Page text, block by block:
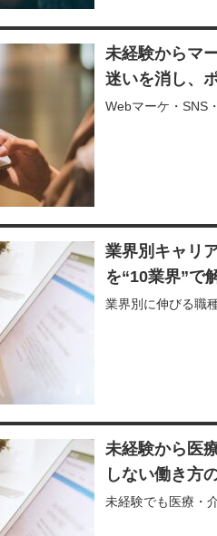
未経験からマ
迷いを消し、
Webマーケ・SNS
業界別キャリ
を“10業界”で
業界別に伸びる職
未経験から医
しない働き方
未経験でも医療・